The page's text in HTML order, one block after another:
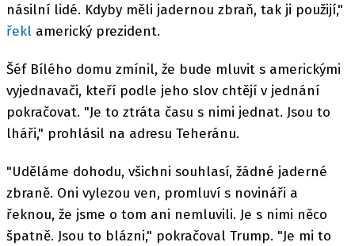
násilní lidé. Kdyby měli jadernou zbraň, tak ji použijí,"
řekl americký prezident.
Šéf Bílého domu zmínil, že bude mluvit s americkými
vyjednavači, kteří podle jeho slov chtějí v jednání
pokračovat. "Je to ztráta času s nimi jednat. Jsou to
lháři," prohlásil na adresu Teheránu.
"Uděláme dohodu, všichni souhlasí, žádné jaderné
zbraně. Oni vylezou ven, promluví s novináři a
řeknou, že jsme o tom ani nemluvili. Je s nimi něco
špatně. Jsou to blázni," pokračoval Trump. "Je mi to